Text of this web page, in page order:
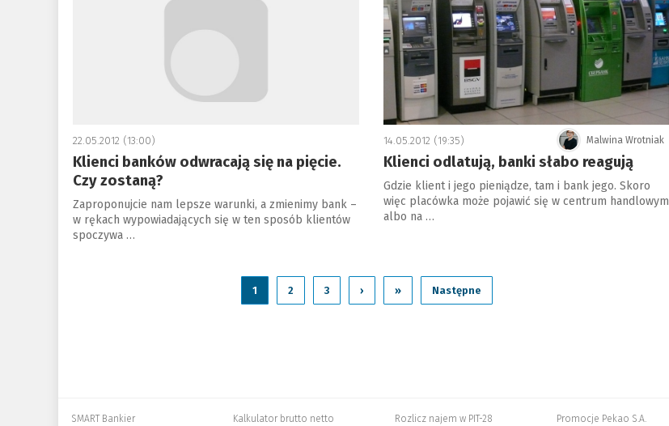
22.05.2012 (13:00)
Klienci banków odwracają się na pięcie.
Czy zostaną?
Zaproponujcie nam lepsze warunki, a zmienimy bank –
w rękach wypowiadających się w ten sposób klientów
spoczywa …
Malwina Wrotniak
14.05.2012 (19:35)
Klienci odlatują, banki słabo reagują
Gdzie klient i jego pieniądze, tam i bank jego. Skoro
więc placówka może pojawić się w centrum handlowym
albo na …
1 2 3 › » Następne
SMART Bankier Kalkulator brutto netto Rozlicz najem w PIT-28 Promocje Pekao S.A.